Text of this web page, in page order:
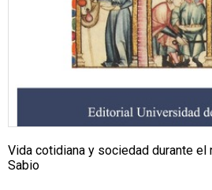
Vida cotidiana y sociedad durante
Sabio